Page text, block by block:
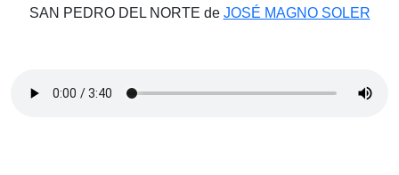
SAN PEDRO DEL NORTE de JOSÉ MAGNO SOLER